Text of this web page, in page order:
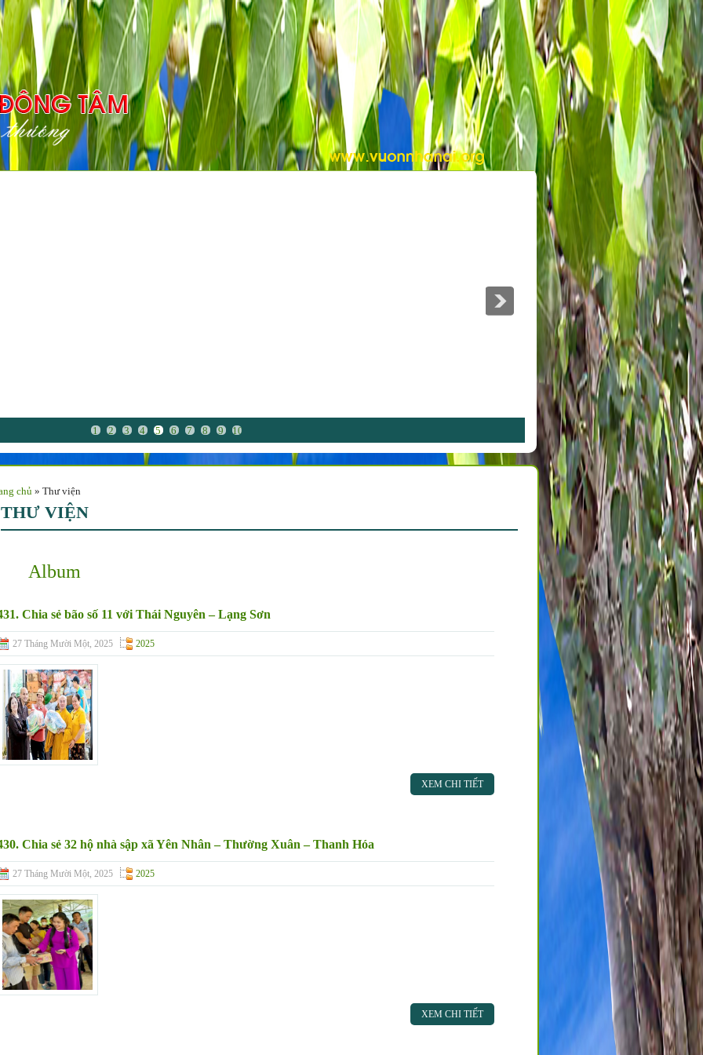
1 2 3 4 5 6 7 8 9 10
chủ » Thư viện
THƯ VIỆN
Album
Chia sẻ bão số 11 với Thái Nguyên – Lạng Sơn
27 Tháng Mười Một, 2025 2025
XEM CHI TIẾT
Chia sẻ 32 hộ nhà sập xã Yên Nhân – Thường Xuân – Thanh Hóa
27 Tháng Mười Một, 2025 2025
XEM CHI TIẾT